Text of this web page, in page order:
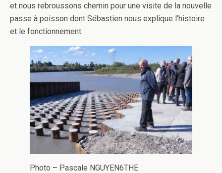
et nous rebroussons chemin pour une visite de la nouvelle
passe à poisson dont Sébastien nous explique l’histoire
et le fonctionnement.
Photo – Pascale NGUYEN6THE